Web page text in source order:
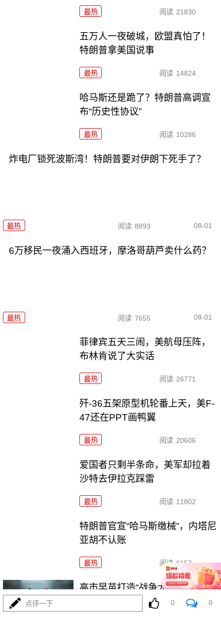
最热 阅读 21830
五万人一夜破城，欧盟真怕了！
特朗普拿美国说事
最热 阅读 14824
哈马斯还是跪了？特朗普高调宣
布“历史性协议”
最热 阅读 10286
炸电厂锁死波斯湾！特朗普要对伊朗下死手了？
最热 阅读 8893 08-01
6万移民一夜涌入西班牙，摩洛哥葫芦卖什么药？
最热 阅读 7655 08-01
菲律宾五天三闹，美航母压阵，
布林肯说了大实话
最热 阅读 26771
歼-36五架原型机轮番上天，美F-
47还在PPT画鸭翼
最热 阅读 20606
爱国者只剩半条命，美军却拉着
沙特去伊拉克踩雷
最热 阅读 11802
特朗普官宣“哈马斯缴械”，内塔尼
亚胡不认账
最热 阅读 8157
高市早苗打造“战争大脑”，军国主
点评一下 0 0